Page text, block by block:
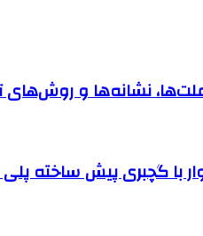
با گچبری پیش ساخته